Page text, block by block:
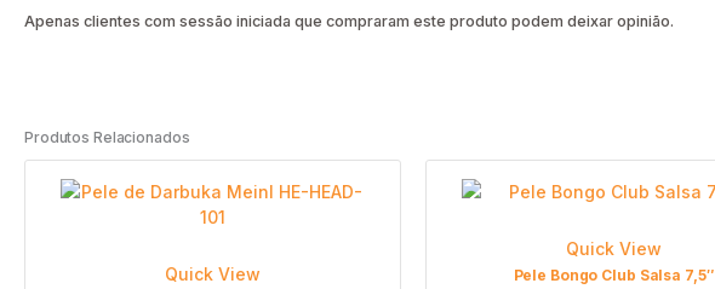
Apenas clientes com sessão iniciada que compraram este produto podem deixar opinião.
Produtos Relacionados
Quick View
Quick View
Pele Bongo Club Salsa 7,5″